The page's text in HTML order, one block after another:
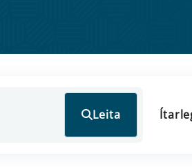
Leita